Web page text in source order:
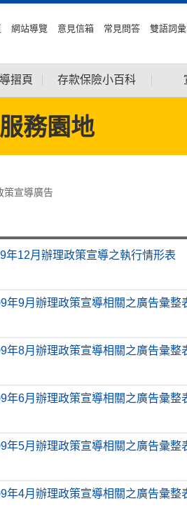
網站導覽 意見信箱 常見問答 雙語詞彙
摺頁 存款保險小百科
服務園地
策宣導廣告
年12月辦理政策宣導之執行情形表
年9月辦理政策宣導相關之廣告彙整
年8月辦理政策宣導相關之廣告彙整
年6月辦理政策宣導相關之廣告彙整
年5月辦理政策宣導相關之廣告彙整
年4月辦理政策宣導相關之廣告彙整